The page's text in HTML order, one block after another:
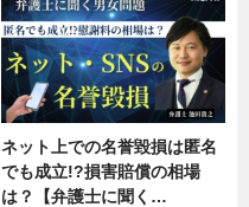
ネット上での名誉毀損は匿名
でも成立!?損害賠償の相場
は？【弁護士に聞く…